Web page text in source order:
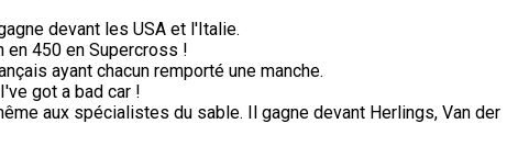
devant les USA et l'Italie.
en 450 en Supercross !
ayant chacun remporté une manche.
got a bad car !
aux spécialistes du sable. Il gagne devant Herlings, Van der